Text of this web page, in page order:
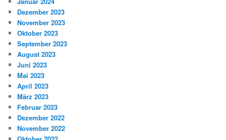
Dezember 2023
November 2023
Oktober 2023
September 2023
August 2023
Juni 2023
Mai 2023
April 2023
März 2023
Februar 2023
Dezember 2022
November 2022